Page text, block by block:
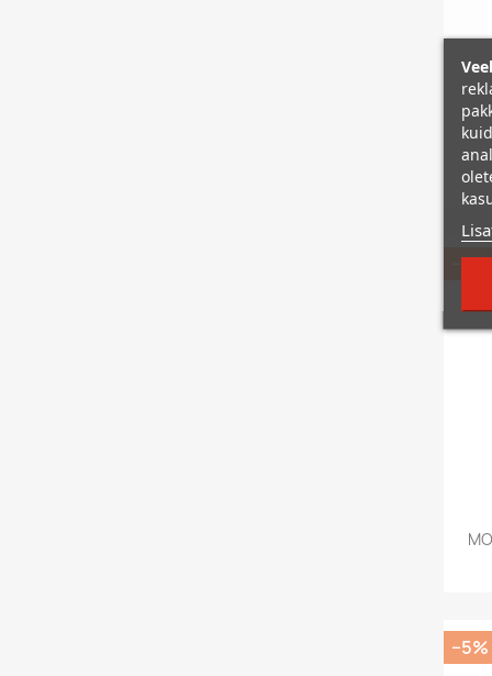
−5%
−5%